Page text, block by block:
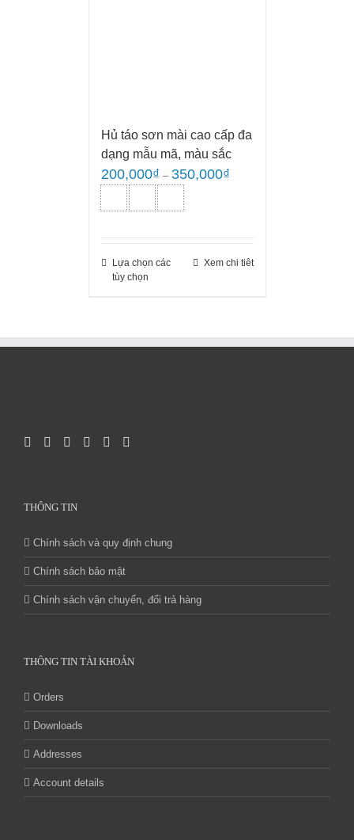
Hủ táo sơn mài cao cấp đa
dạng mẫu mã, màu sắc
200,000₫ – 350,000₫
Lựa chọn các
tùy chọn
Xem chi tiêt
THÔNG TIN
Chính sách và quy định chung
Chính sách bảo mật
Chính sách vận chuyển, đổi trả hàng
THÔNG TIN TÀI KHOẢN
Orders
Downloads
Addresses
Account details